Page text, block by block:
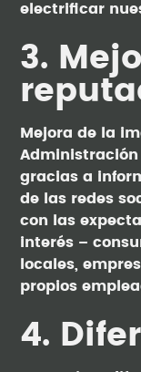
electrificar
3.
Mejora de la
Administración
gracias a
de las redes
con las
interés –
locales,
propios
4.